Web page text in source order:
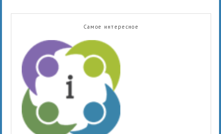
Самое интересное